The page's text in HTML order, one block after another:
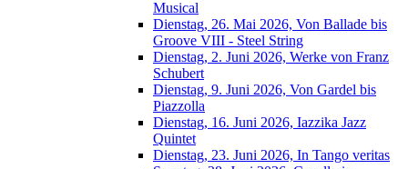
Musical
Dienstag, 26. Mai 2026, Von Ballade bis
Groove VIII - Steel String
Dienstag, 2. Juni 2026, Werke von Franz
Schubert
Dienstag, 9. Juni 2026, Von Gardel bis
Piazzolla
Dienstag, 16. Juni 2026, Iazzika Jazz
Quintet
Dienstag, 23. Juni 2026, In Tango veritas